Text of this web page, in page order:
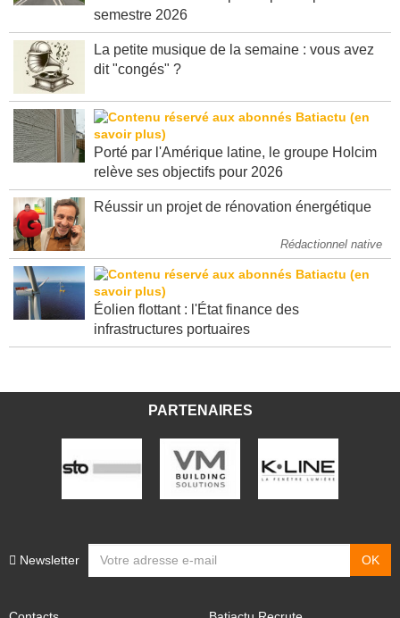
semestre 2026
La petite musique de la semaine : vous avez
dit "congés" ?
Porté par l'Amérique latine, le groupe Holcim
relève ses objectifs pour 2026
Réussir un projet de rénovation énergétique
Rédactionnel native
Éolien flottant : l'État finance des
infrastructures portuaires
PARTENAIRES
Newsletter